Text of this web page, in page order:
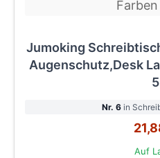
Jumoking
Augenschutz,Desk
5
Nr. 6in
Auf